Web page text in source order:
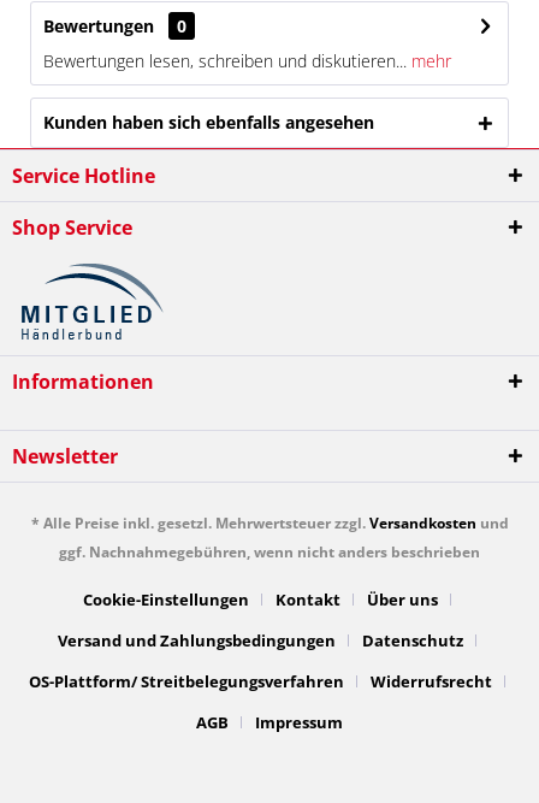
Bewertungen
0
Bewertungen lesen, schreiben und diskutieren... mehr
Kunden haben sich ebenfalls angesehen
Service Hotline
Shop Service
Informationen
Newsletter
* Alle Preise inkl. gesetzl. Mehrwertsteuer zzgl.Versandkosten und
ggf. Nachnahmegebühren, wenn nicht anders beschrieben
Cookie-Einstellungen Kontakt
Über uns
Versand und Zahlungsbedingungen
Datenschutz
OS-Plattform/ Streitbelegungsverfahren
Widerrufsrecht
AGB
Impressum